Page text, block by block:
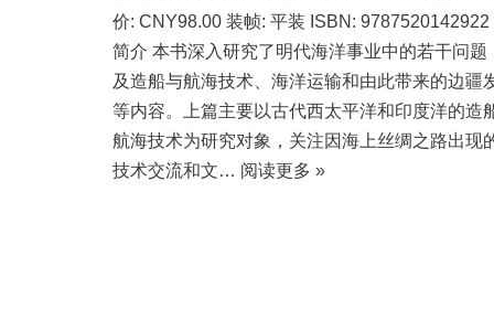
价: CNY98.00 装帧: 平装 ISBN: 9787520142922
简介 本书深入研究了明代海洋事业中的若干问题
及造船与航海技术、海洋运输和由此带来的边疆
等内容。上篇主要以古代西太平洋和印度洋的造
航海技术为研究对象，关注因海上丝绸之路出现
技术交流和文… 阅读更多 »